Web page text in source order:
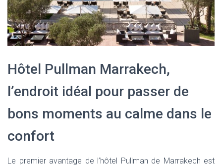
Hôtel Pullman Marrakech,
l’endroit idéal pour passer de
bons moments au calme dans le
confort
Le premier avantage de l’hôtel Pullman de Marrakech est